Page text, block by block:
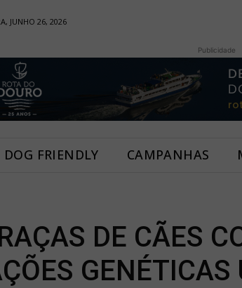
JUNHO 26, 2026
Publicidade
DOG FRIENDLY CAMPANHAS
DE CÃES
GENÉTICAS